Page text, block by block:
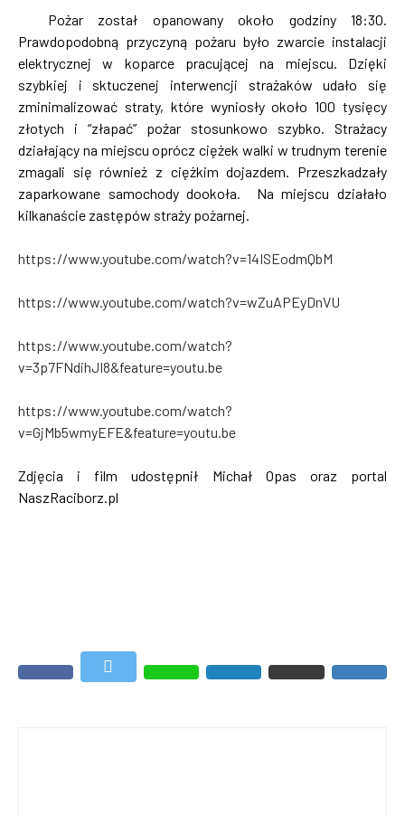
Pożar został opanowany około godziny 18:30.
Prawdopodobną przyczyną pożaru było zwarcie instalacji
elektrycznej w koparce pracującej na miejscu. Dzięki
szybkiej i sktuczenej interwencji strażaków udało się
zminimalizować straty, które wyniosły około 100 tysięcy
złotych i “złapać” pożar stosunkowo szybko. Strażacy
działający na miejscu oprócz ciężek walki w trudnym terenie
zmagali się również z ciężkim dojazdem. Przeszkadzały
zaparkowane samochody dookoła. Na miejscu działało
kilkanaście zastępów straży pożarnej.
https://www.youtube.com/watch?v=14ISEodmQbM
https://www.youtube.com/watch?v=wZuAPEyDnVU
https://www.youtube.com/watch?
v=3p7FNdihJI8&feature=youtu.be
https://www.youtube.com/watch?
v=GjMb5wmyEFE&feature=youtu.be
Zdjęcia i film udostępnił Michał Opas oraz portal
NaszRaciborz.pl